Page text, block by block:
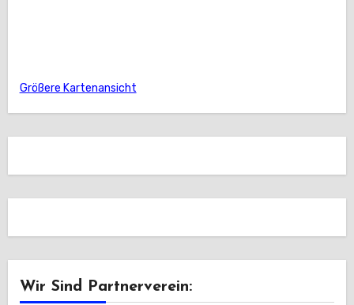
Größere Kartenansicht
Wir Sind Partnerverein: